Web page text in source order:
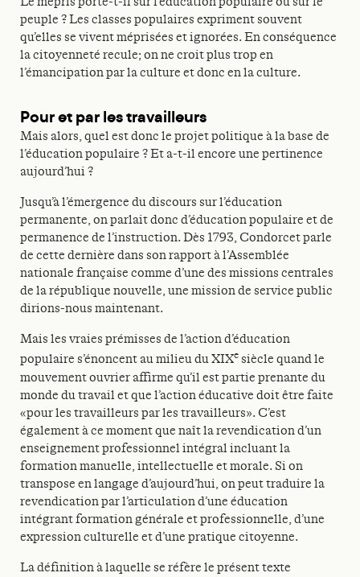
peuple ? Les classes populaires expriment souvent
qu’elles se vivent méprisées et ignorées. En conséquence
la citoyenneté recule; on ne croit plus trop en
l’émancipation par la culture et donc en la culture.
Pour et par les travailleurs
Mais alors, quel est donc le projet politique à la base de
l’éducation populaire ? Et a-t-il encore une pertinence
aujourd’hui ?
Jusqu’à l’émergence du discours sur l’éducation
permanente, on parlait donc d’éducation populaire et de
permanence de l’instruction. Dès 1793, Condorcet parle
de cette dernière dans son rapport à l’Assemblée
nationale française comme d’une des missions centrales
de la république nouvelle, une mission de service public
dirions-nous maintenant.
Mais les vraies prémisses de l’action d’éducation
populaire s’énoncent au milieu du XIXe siècle quand le
mouvement ouvrier affirme qu’il est partie prenante du
monde du travail et que l’action éducative doit être faite
«pour les travailleurs par les travailleurs». C’est
également à ce moment que naît la revendication d’un
enseignement professionnel intégral incluant la
formation manuelle, intellectuelle et morale. Si on
transpose en langage d’aujourd’hui, on peut traduire la
revendication par l’articulation d’une éducation
intégrant formation générale et professionnelle, d’une
expression culturelle et d’une pratique citoyenne.
La définition à laquelle se réfère le présent texte